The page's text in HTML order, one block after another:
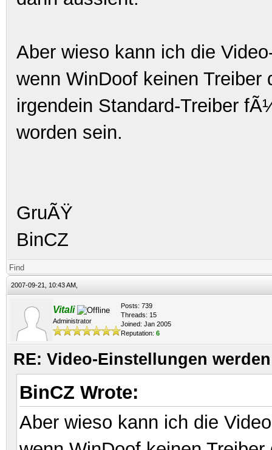
Aber wieso kann ich die
wenn WinDoof keinen
irgendein Standard-Treiber
worden sein.
GruÃŸ
BinCZ
Find
2007-09-21, 10:43 AM,
Vitali
Administrator
Posts: 739
Threads: 15
Joined: Jan 2005
Reputation: 6
RE: Video-Einstellungen
BinCZ Wrote:
Aber wieso kann ich die